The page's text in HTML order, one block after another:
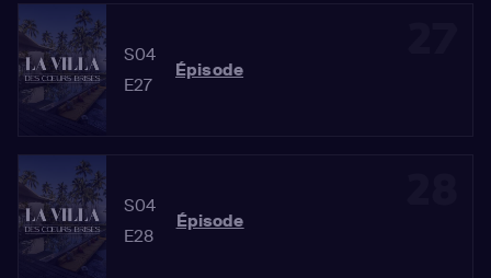
S04
E27
Épisode
S04
E28
Épisode